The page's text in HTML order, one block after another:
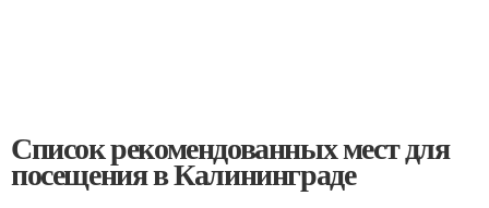
Список рекомендованных мест для
посещения в Калининграде